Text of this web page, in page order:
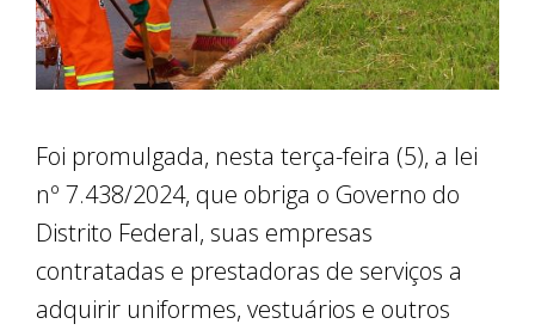
Foi promulgada, nesta terça-feira (5), a lei
nº 7.438/2024, que obriga o Governo do
Distrito Federal, suas empresas
contratadas e prestadoras de serviços a
adquirir uniformes, vestuários e outros